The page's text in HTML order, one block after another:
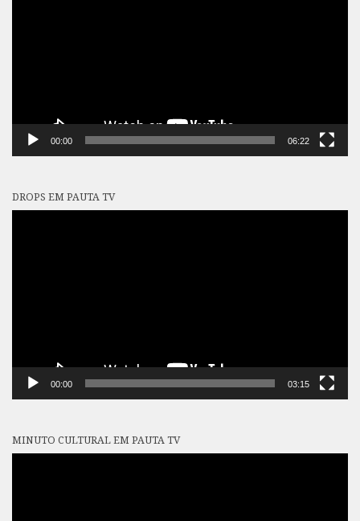
00:00 06:22
DROPS EM PAUTA TV
00:00 03:15
MINUTO CULTURAL EM PAUTA TV